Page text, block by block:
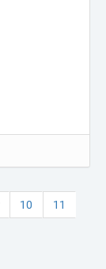
10 11